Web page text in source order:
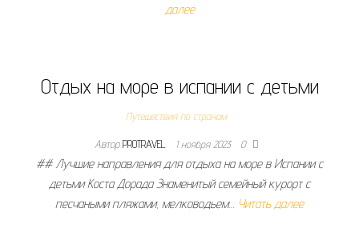
далее
Отдых на море в испании с детьми
Путешествия по странам
АвторPROTRAVEL 1 ноября 2023 0
## Лучшие направления для отдыха на море в Испании с
детьми Коста Дорада Знаменитый семейный курорт с
песчаными пляжами, мелководьем… Читать далее